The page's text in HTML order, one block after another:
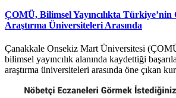
ÇOMÜ, Bilimsel Yayıncılıkta Türkiye’nin
Araştırma Üniversiteleri Arasında
Çanakkale Onsekiz Mart Üniversitesi
bilimsel yayıncılık alanında kaydettiği
araştırma üniversiteleri arasında öne çıkan